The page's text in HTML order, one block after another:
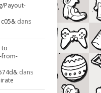
Payout-
dans
to
from-
dans